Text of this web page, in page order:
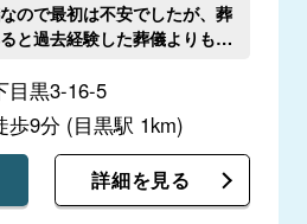
ので最初は不安でしたが、葬
と過去経験した葬儀よりも丁
目黒3-16-5
歩9分 (目黒駅 1km)
詳細を見る